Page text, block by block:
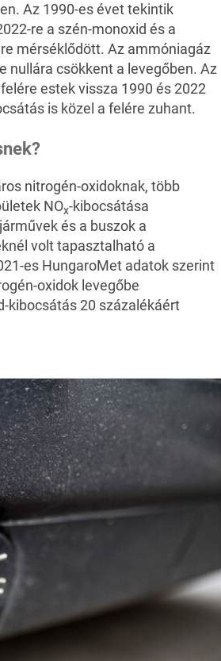
Az 1990-es évet tekintik
re a szén-monoxid és a
mérséklődött. Az ammóniagáz
nullára csökkent a levegőben. Az
estek vissza 1990 és 2022
is közel a felére zuhant.
nitrogén-oxidoknak, több
NOx-kibocsátása
és a buszok a
volt tapasztalható a
es HungaroMet adatok szerint
oxidok levegőbe
kibocsátás 20 százalékáért